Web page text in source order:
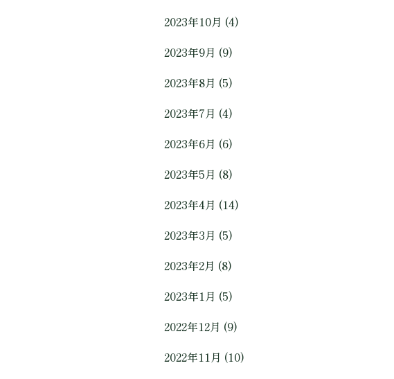
2023年10月 (4)
2023年9月 (9)
2023年8月 (5)
2023年7月 (4)
2023年6月 (6)
2023年5月 (8)
2023年4月 (14)
2023年3月 (5)
2023年2月 (8)
2023年1月 (5)
2022年12月 (9)
2022年11月 (10)